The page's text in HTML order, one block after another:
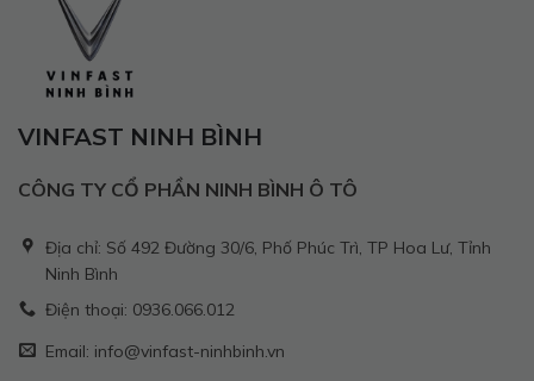
VINFAST NINH BÌNH
CÔNG TY CỔ PHẦN NINH BÌNH Ô TÔ
Địa chỉ: Số 492 Đường 30/6, Phố Phúc Trì, TP Hoa Lư, Tỉnh
Ninh Bình
Điện thoại: 0936.066.012
Email: info@vinfast-ninhbinh.vn